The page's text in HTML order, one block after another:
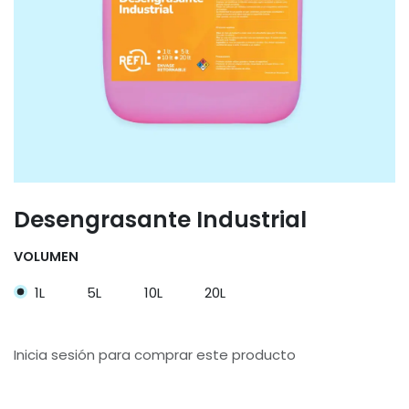
Desengrasante Industrial
VOLUMEN
1L 5L 10L 20L
Inicia sesión para comprar este producto